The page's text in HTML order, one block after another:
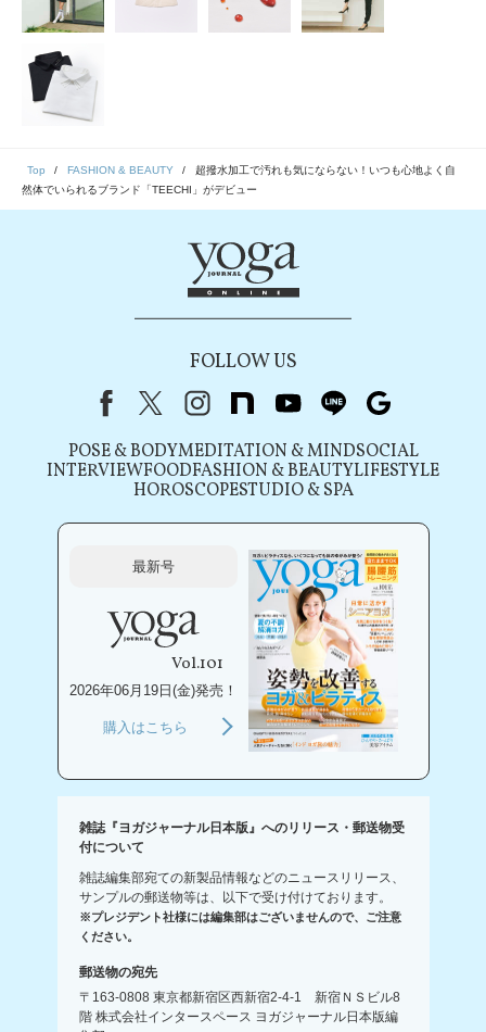
Top FASHION & BEAUTY
超撥水加工で汚れも気にならない！いつも心地よく自
然体でいられるブランド「TEECHI」がデビュー
FOLLOW US
FacebookX（旧Twitter）
instagram
note youtubeline
POSE & BODYMEDITATION & MINDSOCIAL
INTERVIEWFOODFASHION & BEAUTYLIFESTYLE
HOROSCOPESTUDIO & SPA
最新号
Vol.101
2026年06月19日(金)発売！
購入はこちら
雑誌『ヨガジャーナル日本版』へのリリース・郵送物受
付について
雑誌編集部宛ての新製品情報などのニュースリリース、
サンプルの郵送物等は、以下で受け付けております。
※プレジデント社様には編集部はございませんので、ご注意
ください。
郵送物の宛先
〒163-0808 東京都新宿区西新宿2-4-1 新宿ＮＳビル8
階 株式会社インタースペース ヨガジャーナル日本版編